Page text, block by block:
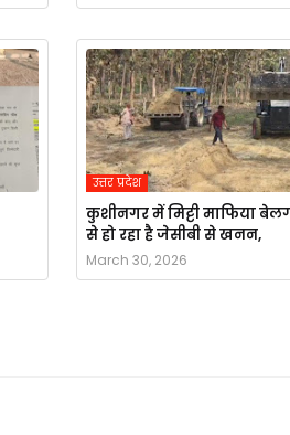
उत्तर प्रदेश
कुशीनगर में मिट्टी माफिया
से हो रहा है जेसीबी से खनन,
March 30, 2026